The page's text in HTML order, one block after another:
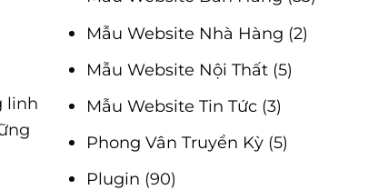
linh
Mẫu Website Nhà Hàng (2)
Mẫu Website Nội Thất (5)
Mẫu Website Tin Tức (3)
Phong Vân Truyền Kỳ (5)
Plugin (90)